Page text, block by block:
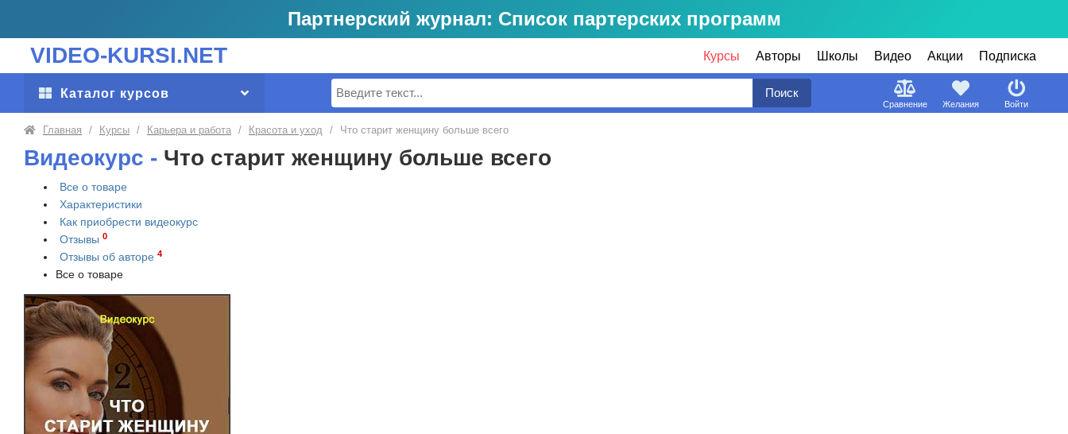
Партнерский журнал: Список партерских программ
VIDEO-KURSI.NET Курсы Авторы Школы Видео Акции Подписка
Каталог курсов Поиск Поиск
Сравнение Желания Войти
Главная / Курсы / Карьера и работа / Красота и уход / Что старит женщину больше всего
Видеокурс - Что старит женщину больше всего
Все о товаре
Характеристики
Как приобрести видеокурс
Отзывы 0
Отзывы об авторе 4
Все о товаре